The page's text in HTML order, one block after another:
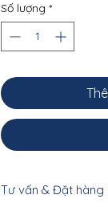
Số lượng *
Tư vấn & Đặt hàng